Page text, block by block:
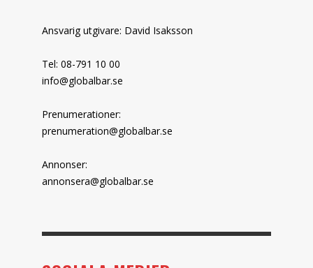
Ansvarig utgivare: David Isaksson
Tel: 08-791 10 00
info@globalbar.se
Prenumerationer:
prenumeration@globalbar.se
Annonser:
annonsera@globalbar.se